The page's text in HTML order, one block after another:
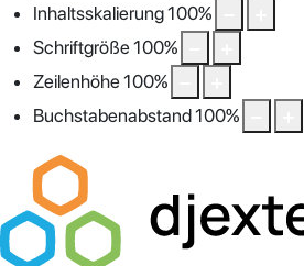
Inhaltsskalierung100%
Schriftgröße100%
Zeilenhöhe100%
Buchstabenabstand100%